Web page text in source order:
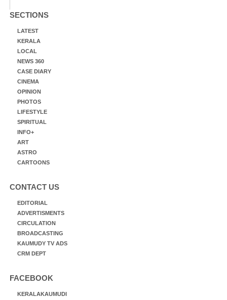
SECTIONS
LATEST
KERALA
LOCAL
NEWS 360
CASE DIARY
CINEMA
OPINION
PHOTOS
LIFESTYLE
SPIRITUAL
INFO+
ART
ASTRO
CARTOONS
CONTACT US
EDITORIAL
ADVERTISMENTS
CIRCULATION
BROADCASTING
KAUMUDY TV ADS
CRM DEPT
FACEBOOK
KERALAKAUMUDI